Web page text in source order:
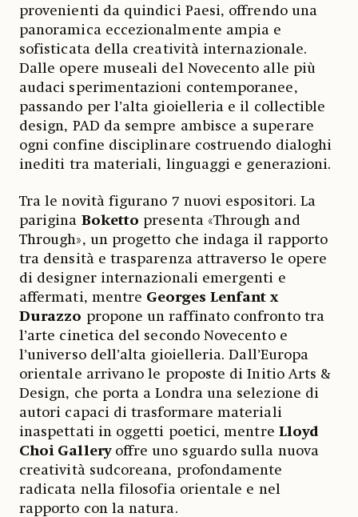
provenienti da quindici Paesi, offrendo una
panoramica eccezionalmente ampia e
sofisticata della creatività internazionale.
Dalle opere museali del Novecento alle più
audaci sperimentazioni contemporanee,
passando per l’alta gioielleria e il collectible
design, PAD da sempre ambisce a superare
ogni confine disciplinare costruendo dialoghi
inediti tra materiali, linguaggi e generazioni.
Tra le novità figurano 7 nuovi espositori. La
parigina Boketto presenta «Through and
Through», un progetto che indaga il rapporto
tra densità e trasparenza attraverso le opere
di designer internazionali emergenti e
affermati, mentre Georges Lenfant x
Durazzo propone un raffinato confronto tra
l’arte cinetica del secondo Novecento e
l’universo dell’alta gioielleria. Dall’Europa
orientale arrivano le proposte di Initio Arts &
Design, che porta a Londra una selezione di
autori capaci di trasformare materiali
inaspettati in oggetti poetici, mentre Lloyd
Choi Gallery offre uno sguardo sulla nuova
creatività sudcoreana, profondamente
radicata nella filosofia orientale e nel
rapporto con la natura.